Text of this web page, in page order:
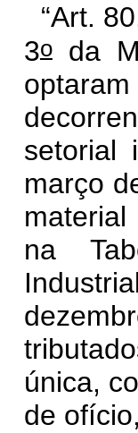
“Art.
3oda
setorial
março
na
única,
de